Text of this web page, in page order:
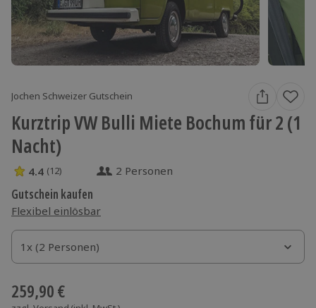
Jochen Schweizer Gutschein
Kurztrip VW Bulli Miete Bochum für 2 (1
Nacht)
4.4 Sterne von 5 aus 12 Bewertungen
4.4 (12) 2 Personen
Gutschein kaufen
Flexibel einlösbar
1x (2 Personen)
1x (2 Personen)
1x (2 Personen)
259,90 €